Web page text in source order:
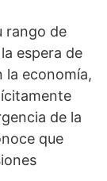
rango de
espera de
la economía,
de la
que